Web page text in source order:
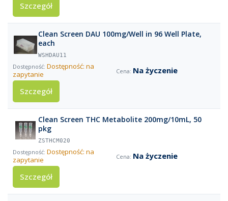
Szczegół
Clean Screen DAU 100mg/Well in 96 Well Plate,
each
WSHDAU11
Dostępność: na
zapytanie
Na życzenie
Szczegół
Clean Screen THC Metabolite 200mg/10mL, 50
pkg
ZSTHCM020
Dostępność: na
zapytanie
Na życzenie
Szczegół